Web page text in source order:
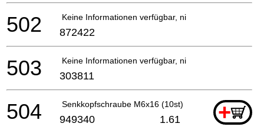
Keine Informationen verfügbar, nicht bestellbar
502 872422
Keine Informationen verfügbar, nicht bestellbar
503 303811
Senkkopfschraube M6x16 (10st) +
504 949340 1.61